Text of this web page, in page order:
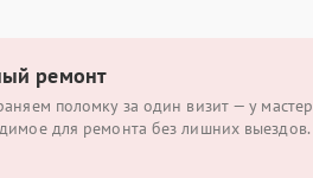
ремонт
поломку за один визит — у
для ремонта без лишних выездов.